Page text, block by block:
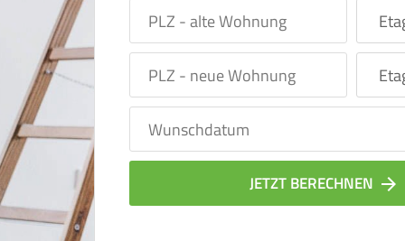
JETZT BERECHNEN arrow_forward